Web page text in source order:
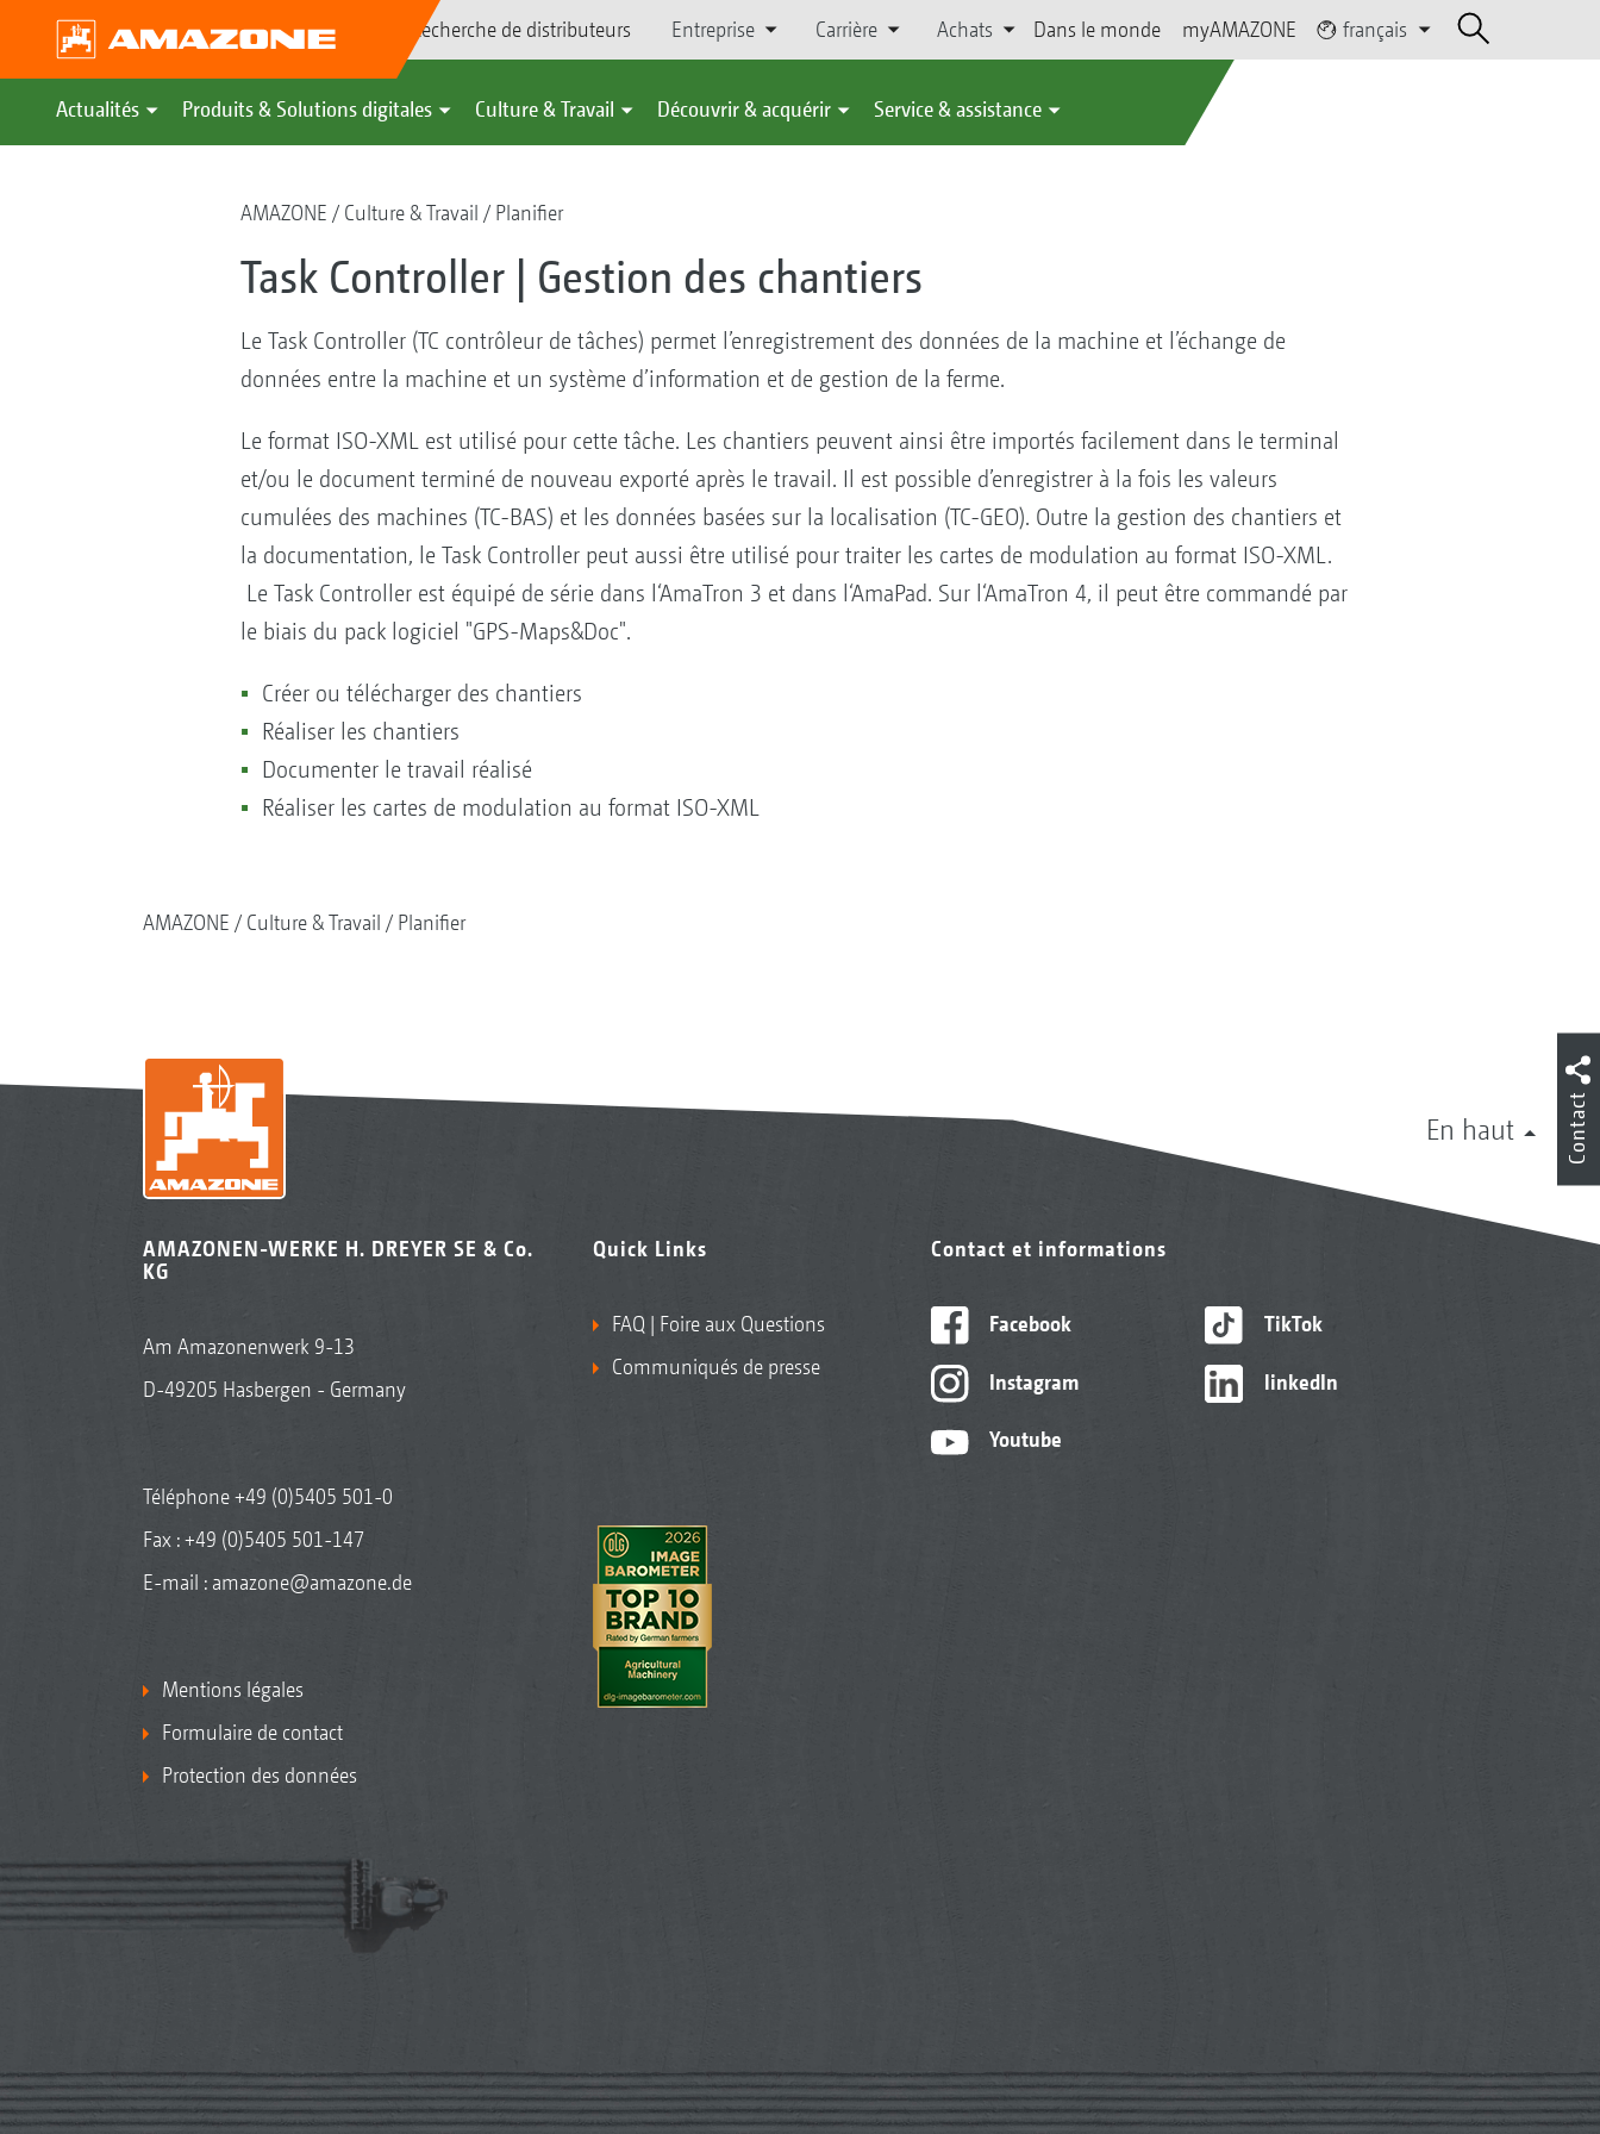
Recherche de distributeurs Entreprise Carrière Achats Dans le monde myAMAZONE français
Actualités Produits & Solutions digitales Culture & Travail Découvrir & acquérir Service & assistance
AMAZONE Culture & Travail Planifier
Task Controller | Gestion des chantiers
Le Task Controller (TC contrôleur de tâches) permet l’enregistrement des données de la machine et l’échange de
données entre la machine et un système d’information et de gestion de la ferme.
Le format ISO-XML est utilisé pour cette tâche. Les chantiers peuvent ainsi être importés facilement dans le terminal
et/ou le document terminé de nouveau exporté après le travail. Il est possible d’enregistrer à la fois les valeurs
cumulées des machines (TC-BAS) et les données basées sur la localisation (TC-GEO). Outre la gestion des chantiers et
la documentation, le Task Controller peut aussi être utilisé pour traiter les cartes de modulation au format ISO-XML.
Le Task Controller est équipé de série dans l‘AmaTron 3 et dans l‘AmaPad. Sur l‘AmaTron 4, il peut être commandé par
le biais du pack logiciel "GPS-Maps&Doc".
Créer ou télécharger des chantiers
Réaliser les chantiers
Documenter le travail réalisé
Réaliser les cartes de modulation au format ISO-XML
AMAZONE Culture & Travail Planifier
En haut
AMAZONEN-WERKE H. DREYER SE & Co.
KG
Am Amazonenwerk 9-13
D-49205 Hasbergen - Germany
Téléphone+49 (0)5405 501-0
Fax : +49 (0)5405 501-147
E-mail : amazone@amazone.de
Mentions légales
Formulaire de contact
Protection des données
Quick Links
FAQ | Foire aux Questions
Communiqués de presse
Contact et informations
Facebook
Instagram
Youtube
TikTok
linkedIn
Contact